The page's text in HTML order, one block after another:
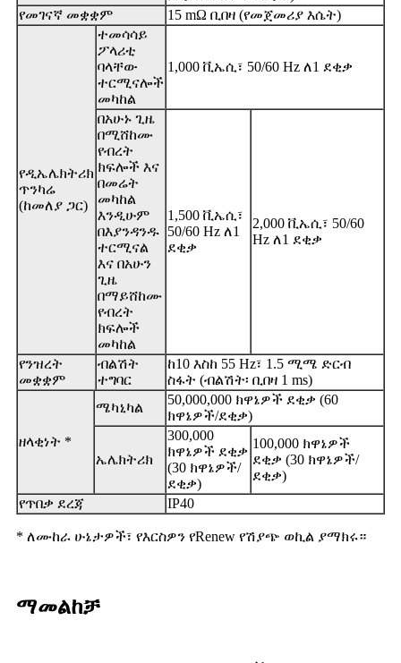
የመገናኛ መቋቋም
15 mΩ ቢበዛ (የመጀመሪያ እሴት)
የዲኤሌክትሪክ
ጥንካሬ
(ከመለያ ጋር)
ተመሳሳይ
ፖላሪቲ
ባላቸው
ተርሚናሎች
መካከል
1,000 ቪኤሲ፣ 50/60 Hz ለ1 ደቂቃ
በአሁኑ ጊዜ
በሚሸከሙ
የብረት
ክፍሎች እና
በመሬት
መካከል
እንዲሁም
በእያንዳንዱ
ተርሚናል
እና በአሁን
ጊዜ
በማይሸከሙ
የብረት
ክፍሎች
መካከል
1,500 ቪኤሲ፣
50/60 Hz ለ1
ደቂቃ
2,000 ቪኤሲ፣ 50/60
Hz ለ1 ደቂቃ
የንዝረት
መቋቋም
ብልሽት
ተግባር
ከ10 እስከ 55 Hz፣ 1.5 ሚሜ ድርብ
ስፋት (ብልሽት፡ ቢበዛ 1 ms)
ዘላቂነት *
ሜካኒካል
50,000,000 ክዋኔዎች ደቂቃ (60
ክዋኔዎች/ደቂቃ)
ኤሌክትሪክ
300,000
ክዋኔዎች ደቂቃ
(30 ክዋኔዎች/
ደቂቃ)
100,000 ክዋኔዎች
ደቂቃ (30 ክዋኔዎች/
ደቂቃ)
የጥበቃ ደረጃ
IP40
* ለሙከራ ሁኔታዎች፣ የእርስዎን የRenew የሽያጭ ወኪል ያማክሩ።
ማመልከቻ